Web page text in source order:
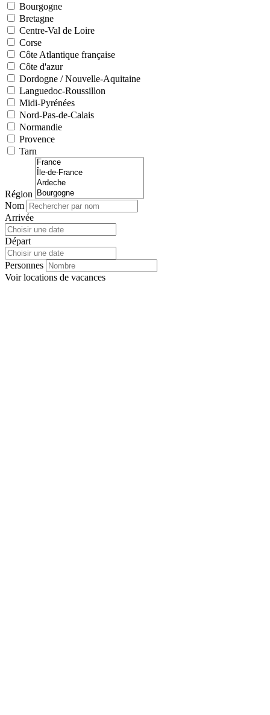
Bourgogne
Bretagne
Centre-Val de Loire
Corse
Côte Atlantique française
Côte d'azur
Dordogne / Nouvelle-Aquitaine
Languedoc-Roussillon
Midi-Pyrénées
Nord-Pas-de-Calais
Normandie
Provence
Tarn
Région
Nom
Arrivée
Départ
Personnes
Voirlocations de vacances